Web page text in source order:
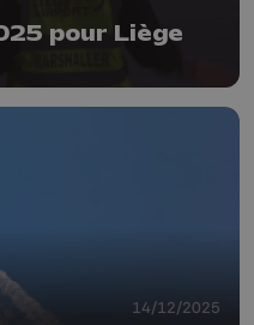
pour Liège
14/12/2025